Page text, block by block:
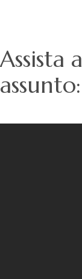
Assista
assunto: